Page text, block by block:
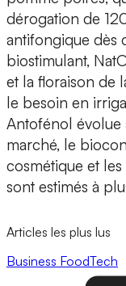
dérogation de
antifongique dès
biostimulant,
et la floraison de
le besoin en
Antofénol évolue
marché, le
cosmétique et
sont estimés à
Articles les plus lus
Business FoodTech